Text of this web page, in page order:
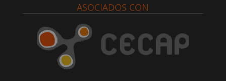
ASOCIADOS CON